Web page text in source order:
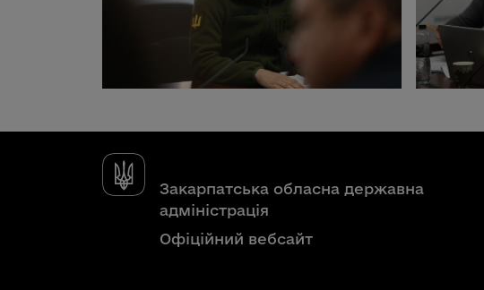
Закарпатська обласна державна
адміністрація
Офіційний вебсайт